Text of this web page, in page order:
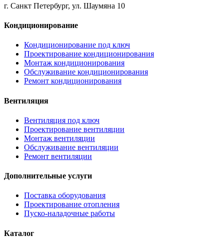
г. Санкт Петербург, ул. Шаумяна 10
Кондиционирование
Кондиционирование под ключ
Проектирование кондиционирования
Монтаж кондиционирования
Обслуживание кондиционирования
Ремонт кондиционирования
Вентиляция
Вентиляция под ключ
Проектирование вентиляции
Монтаж вентиляции
Обслуживание вентиляции
Ремонт вентиляции
Дополнительные услуги
Поставка оборудования
Проектирование отопления
Пуско-наладочные работы
Каталог